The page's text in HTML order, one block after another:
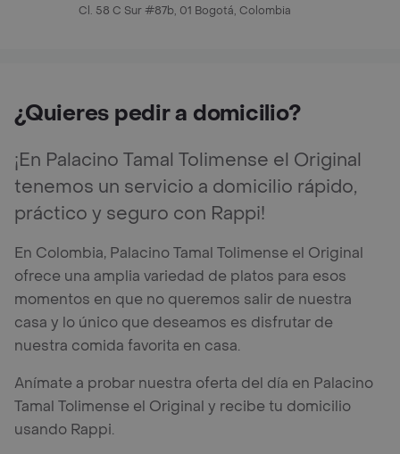
Cl. 58 C Sur #87b, 01 Bogotá, Colombia
¿Quieres pedir a domicilio?
¡En Palacino Tamal Tolimense el Original
tenemos un servicio a domicilio rápido,
práctico y seguro con Rappi!
En Colombia, Palacino Tamal Tolimense el Original
ofrece una amplia variedad de platos para esos
momentos en que no queremos salir de nuestra
casa y lo único que deseamos es disfrutar de
nuestra comida favorita en casa.
Anímate a probar nuestra oferta del día en Palacino
Tamal Tolimense el Original y recibe tu domicilio
usando Rappi.